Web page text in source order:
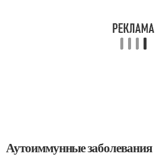
Аутоиммунные заболевания